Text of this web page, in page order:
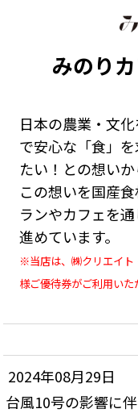
みのり
日本の農業・文
で安心な「食」
たい！との想いか
この想いを国産
ランやカフェを
進めています。
※当店は、㈱クリエイト
様ご優待券がご利用いた
2024年08月29日
台風10号の影響に